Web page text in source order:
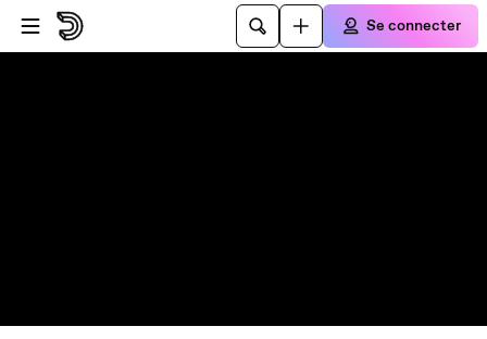
Passer au player
Passer au contenu principal
Se connecter